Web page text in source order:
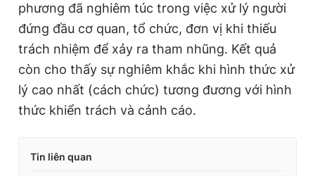
phương đã nghiêm túc trong việc xử lý người
đứng đầu cơ quan, tổ chức, đơn vị khi thiếu
trách nhiệm để xảy ra tham nhũng. Kết quả
còn cho thấy sự nghiêm khắc khi hình thức xử
lý cao nhất (cách chức) tương đương với hình
thức khiển trách và cảnh cáo.
Tin liên quan